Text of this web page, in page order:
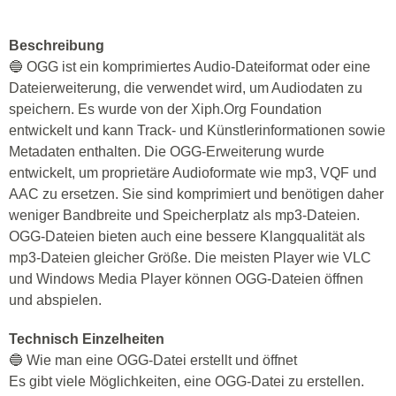
Beschreibung
🔵 OGG ist ein komprimiertes Audio-Dateiformat oder eine
Dateierweiterung, die verwendet wird, um Audiodaten zu
speichern. Es wurde von der Xiph.Org Foundation
entwickelt und kann Track- und Künstlerinformationen sowie
Metadaten enthalten. Die OGG-Erweiterung wurde
entwickelt, um proprietäre Audioformate wie mp3, VQF und
AAC zu ersetzen. Sie sind komprimiert und benötigen daher
weniger Bandbreite und Speicherplatz als mp3-Dateien.
OGG-Dateien bieten auch eine bessere Klangqualität als
mp3-Dateien gleicher Größe. Die meisten Player wie VLC
und Windows Media Player können OGG-Dateien öffnen
und abspielen.
Technisch Einzelheiten
🔵 Wie man eine OGG-Datei erstellt und öffnet
Es gibt viele Möglichkeiten, eine OGG-Datei zu erstellen.